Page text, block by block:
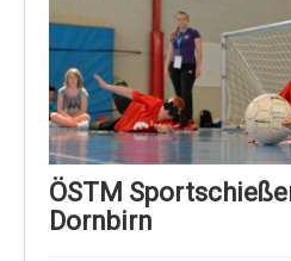
Über uns
Torball
Schießen
Schi Alpin
Schi Nordisch
Laufen
ÖSTM
Dornbirn